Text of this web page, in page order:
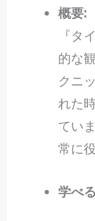
概要:
『タ
的な
クニ
れた
てい
常に
学べ